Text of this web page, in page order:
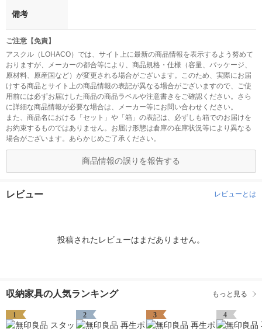
備考
ご注意【免責】
アスクル（LOHACO）では、サイト上に最新の商品情報を表示するよう努めて
おりますが、メーカーの都合等により、商品規格・仕様（容量、パッケージ、
原材料、原産国など）が変更される場合がございます。このため、実際にお届
けする商品とサイト上の商品情報の表記が異なる場合がございますので、ご使
用前には必ずお届けした商品の商品ラベルや注意書きをご確認ください。さら
に詳細な商品情報が必要な場合は、メーカー等にお問い合わせください。
また、商品名における「セット」や「箱」の表記は、必ずしも箱でのお届けを
お約束するものではありません。お届け形態は倉庫の在庫状況等により異なる
場合がございます。あらかじめご了承ください。
商品情報の誤りを報告する
レビュー レビューとは
投稿されたレビューはまだありません。
収納家具の人気ランキング もっと見る
1 2 3 4